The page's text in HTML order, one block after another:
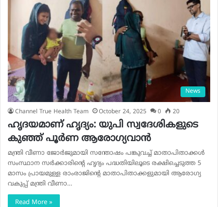
News
Channel True Health Team October 24, 2025 0 20
ഹൃദയമാണ് ഹൃദ്യം: യുപി സ്വദേശികളുടെ
കുഞ്ഞ് പൂര്‍ണ ആരോഗ്യവാന്‍
മന്ത്രി വീണാ ജോര്‍ജുമായി സന്തോഷം പങ്കുവച്ച് മാതാപിതാക്കള്‍
സംസ്ഥാന സര്‍ക്കാരിന്റെ ഹൃദ്യം പദ്ധതിയിലൂടെ രക്ഷിച്ചെടുത്ത 5
മാസം പ്രായമുള്ള രാംരാജിന്റെ മാതാപിതാക്കളുമായി ആരോഗ്യ
വകുപ്പ് മന്ത്രി വീണാ…
Read More »